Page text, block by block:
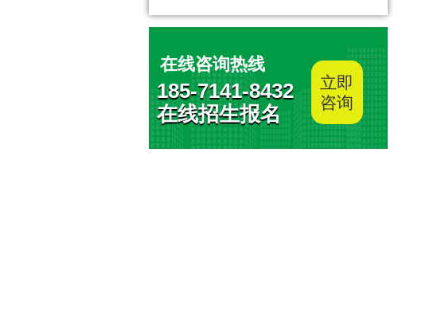
在线咨询热线
185-7141-8432
在线招生报名
立即
咨询